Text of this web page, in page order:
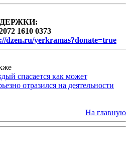
1610 0373
dzen.ru/yerkramas?donate=true
спасается как может
отразился на деятельности
На главную